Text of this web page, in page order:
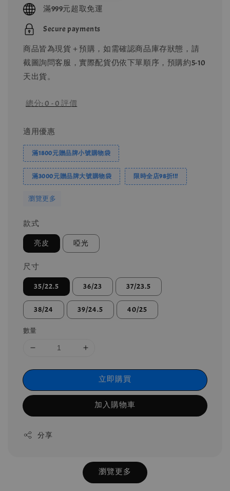
滿999元超取免運
Secure payments
商品皆為現貨＋預購，如需確認商品庫存狀態，請
截圖詢問客服，實際配貨仍依下單順序，預購約5-10
天出貨。
總分:0 -0 評價
適用優惠
滿1800元贈品牌小號購物袋
滿3000元贈品牌大號購物袋 限時全店98折!!!
瀏覽更多
款式
亮皮 啞光
尺寸
35/22.5 36/23 37/23.5
38/24 39/24.5 40/25
數量
立即購買
加入購物車
分享
瀏覽更多